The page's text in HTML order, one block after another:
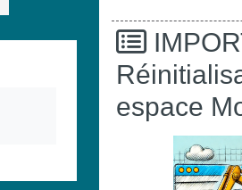
Blocs
espace